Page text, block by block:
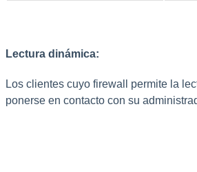
Lectura dinámica:
Los clientes cuyo firewall permite la
ponerse en contacto con su